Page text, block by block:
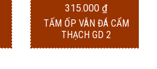
315.000 ₫
TẤM ỐP VÂN ĐÁ CẨM
THẠCH GD 2